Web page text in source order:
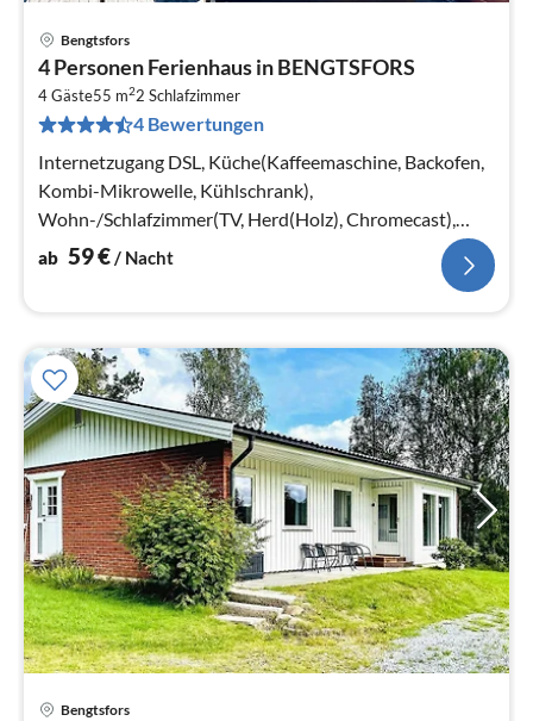
Bengtsfors
4 Personen Ferienhaus in BENGTSFORS
4 Gäste55 m22 Schlafzimmer
4 Bewertungen
Internetzugang DSL, Küche(Kaffeemaschine, Backofen,
Kombi-Mikrowelle, Kühlschrank),
Wohn-/Schlafzimmer(TV, Herd(Holz), Chromecast),
Schlafzimmer(2x Einzelbett)
ab 59€/ Nacht
Bengtsfors